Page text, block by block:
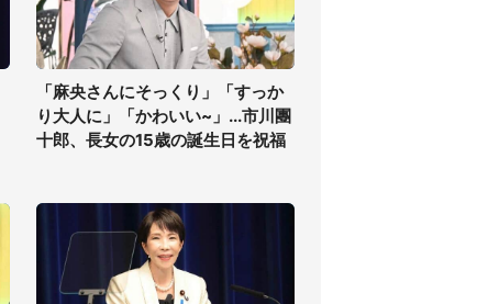
「麻央さんにそっくり」「すっか
り大人に」「かわいい~」...市川團
十郎、長女の15歳の誕生日を祝福